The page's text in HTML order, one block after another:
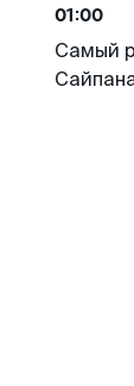
01:00
Самый